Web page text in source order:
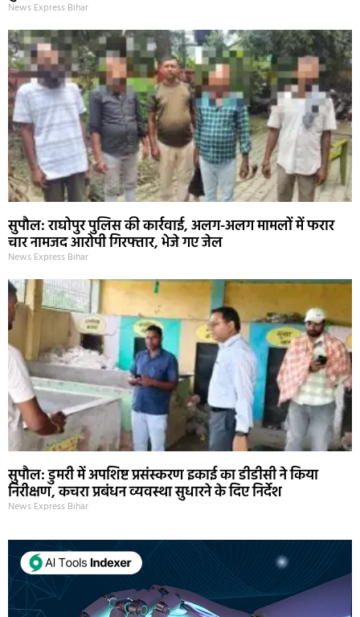
News Express Bihar
सुपौल: राघोपुर पुलिस की कार्रवाई, अलग-अलग मामलों में फरार
चार नामजद आरोपी गिरफ्तार, भेजे गए जेल
News Express Bihar
सुपौल: डुमरी में अपशिष्ट प्रसंस्करण इकाई का डीडीसी ने किया
निरीक्षण, कचरा प्रबंधन व्यवस्था सुधारने के दिए निर्देश
News Express Bihar